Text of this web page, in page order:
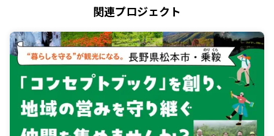
関連プロジェクト